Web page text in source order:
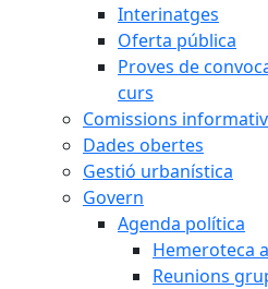
Interinatges
Oferta pública
Proves de
curs
Comissions
Dades obertes
Gestió urbanística
Govern
Agenda política
Hemeroteca
Reunions